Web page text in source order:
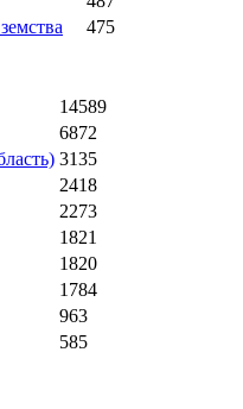
475
14589
6872
3135
2418
2273
1821
1820
1784
963
585